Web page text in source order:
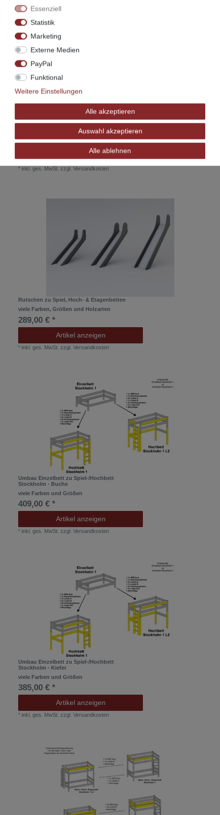
Rundumsicherung Spiel,- Hoch- und
Etagenbetten
viele Farben, Größen und Holzarten
120,00 € *
* inkl. ges. MwSt. zzgl.Versandkosten
Rutschen zu Spiel, Hoch- & Etagenbetten
viele Farben, Größen und Holzarten
289,00 € *
Artikel anzeigen
* inkl. ges. MwSt. zzgl.Versandkosten
Umbau Einzelbett zu Spiel-/Hochbett
Stockholm - Buche
viele Farben und Größen
409,00 € *
Artikel anzeigen
* inkl. ges. MwSt. zzgl.Versandkosten
Umbau Einzelbett zu Spiel-/Hochbett
Stockholm - Kiefer
viele Farben und Größen
385,00 € *
Artikel anzeigen
* inkl. ges. MwSt. zzgl.Versandkosten
Essenziell
Statistik
Marketing
Externe Medien
PayPal
Funktional
Weitere Einstellungen
Alle akzeptieren
Auswahl akzeptieren
Alle ablehnen